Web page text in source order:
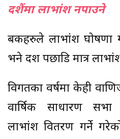
दशैंमा लाभांश नपाउने
बैंकहरुले लाभांश घोषणा
भने दशैं पछाडि मात्र
विगतका वर्षमा केही
वार्षिक साधारण सभा
लाभांश वितरण गर्ने